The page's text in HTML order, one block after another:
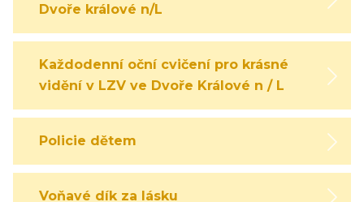
Dvoře králové n/L
Každodenní oční cvičení pro krásné
vidění v LZV ve Dvoře Králové n / L
Policie dětem
Voňavé dík za lásku